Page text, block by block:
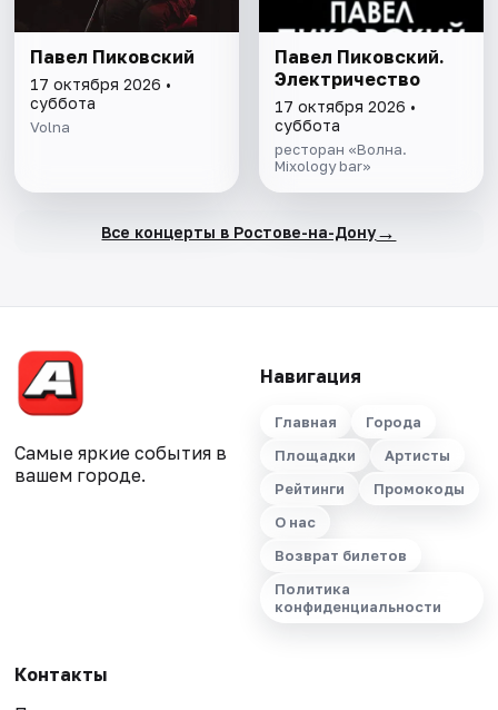
Павел Пиковский
17 октября 2026 •
суббота
Volna
Павел Пиковский.
Электричество
17 октября 2026 •
суббота
ресторан «Волна.
Mixology bar»
Все концерты в Ростове-на-Дону→
Самые яркие события в
вашем городе.
Навигация
Главная
Города
Площадки
Артисты
Рейтинги
Промокоды
О нас
Возврат билетов
Политика
конфиденциальности
Контакты